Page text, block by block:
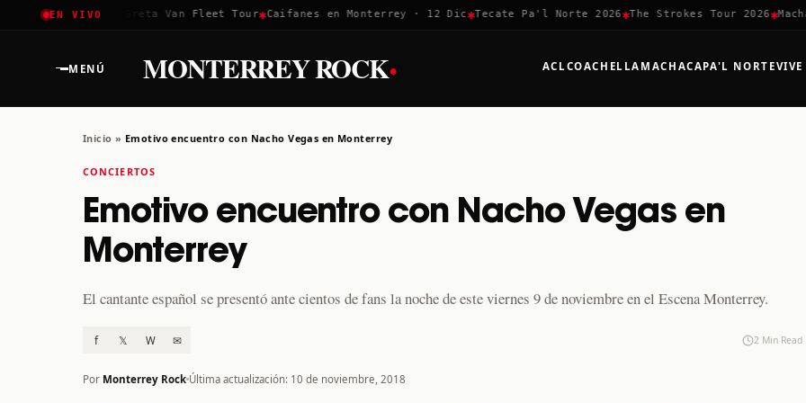
EN VIVO
Coachella 2026✱ Greta Van Fleet Tour✱Caifanes en Monterrey · 12 Dic ✱Tecate Pa'l Norte 2026✱The Strokes Tour 2026✱
MENÚ MONTERREY ROCK· ACLCOACHELLA MACHACAPA'L NORTE
Inicio » Emotivo encuentro con Nacho Vegas en Monterrey
CONCIERTOS
Emotivo encuentro con Nacho Vegas en
Monterrey
El cantante español se presentó ante cientos de fans la noche de este viernes 9 de noviembre en el Escena Monterrey.
f 𝕏 W ✉ 2 Min Read
Por Monterrey Rock Última actualización: 10 de noviembre, 2018